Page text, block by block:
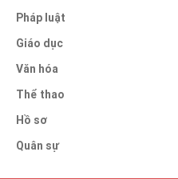
Pháp luật
Giáo dục
Văn hóa
Thể thao
Hồ sơ
Quân sự